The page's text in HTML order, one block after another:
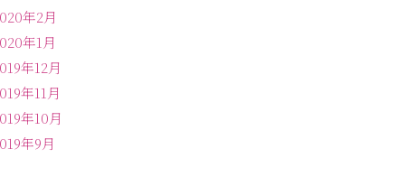
年2月
年1月
年12月
年11月
年10月
年9月